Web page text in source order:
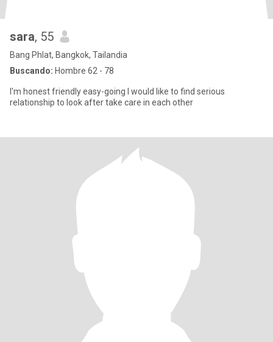
sara, 55
Bang Phlat, Bangkok, Tailandia
Buscando: Hombre 62 - 78
I'm honest friendly easy-going I would like to find serious
relationship to look after take care in each other